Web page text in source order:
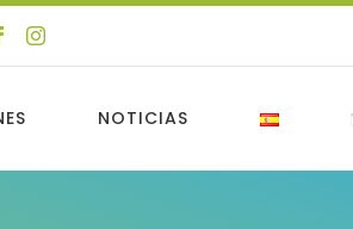
NOTICIAS